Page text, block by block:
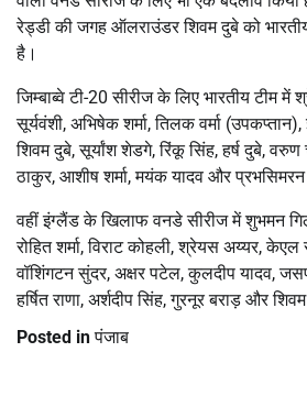
रेड्डी की जगह ऑलराउंडर शिवम दुबे को
है।
जिम्बाब्वे टी-20 सीरीज के लिए भारतीय टीम
सूर्यवंशी, अभिषेक शर्मा, तिलक वर्मा
शिवम दुबे, सूर्यांश शेडगे, रिंकू सिंह, हर्ष दुबे, वरुण
ठाकुर, आशीष शर्मा, मयंक यादव और
वहीं इंग्लैंड के खिलाफ वनडे सीरीज में शुभमन
रोहित शर्मा, विराट कोहली, श्रेयस अय्यर,
वॉशिंगटन सुंदर, अक्षर पटेल, कुलदीप यादव,
हर्षित राणा, अर्शदीप सिंह, गुरनूर बराड़ और
Posted inपंजाब